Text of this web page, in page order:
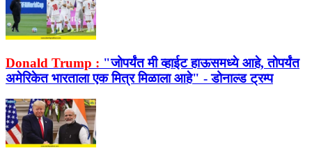
Donald Trump : "जोपर्यंत मी व्हाईट हाऊसमध्ये आहे, तोपर्यंत
अमेरिकेत भारताला एक मित्र मिळाला आहे" - डोनाल्ड ट्रम्प